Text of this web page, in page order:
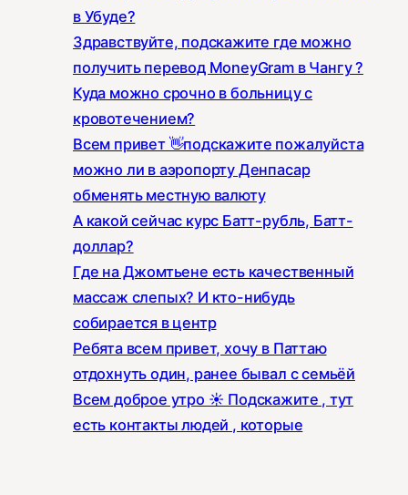
в Убуде?
Здравствуйте, подскажите где можно
получить перевод MoneyGram в Чангу ?
Куда можно срочно в больницу с
кровотечением?
Всем привет 👋подскажите пожалуйста
можно ли в аэропорту Денпасар
обменять местную валюту
А какой сейчас курс Батт-рубль, Батт-
доллар?
Где на Джомтьене есть качественный
массаж слепых? И кто-нибудь
собирается в центр
Ребята всем привет, хочу в Паттаю
отдохнуть один, ранее бывал с семьёй
Всем доброе утро ☀️ Подскажите , тут
есть контакты людей , которые